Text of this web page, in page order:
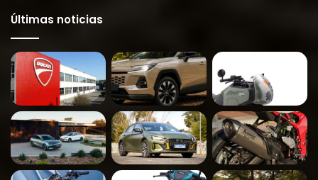
Últimas noticias